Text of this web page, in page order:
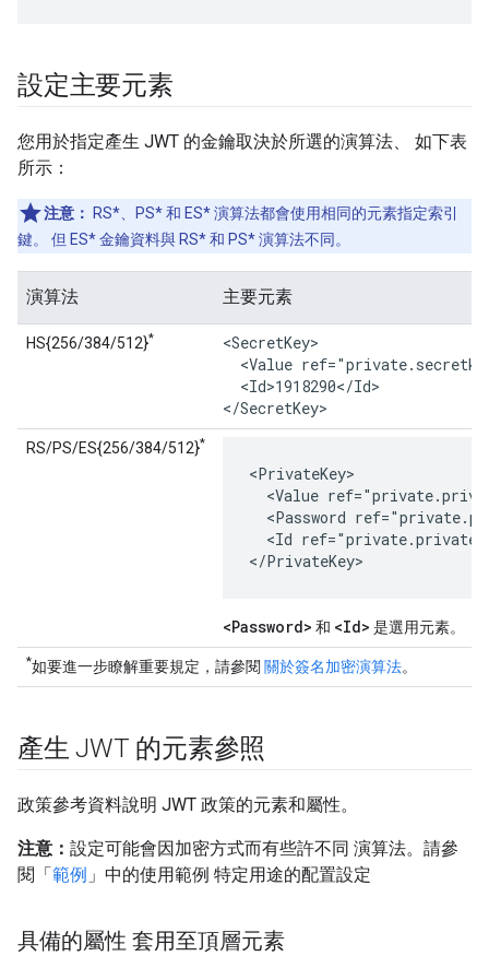
設定主要元素
您用於指定產生 JWT 的金鑰取決於所選的演算法、 如下表
所示：
注意：
RS*、PS* 和 ES* 演算法都會使用相同的元素指定索引
鍵。 但 ES* 金鑰資料與 RS* 和 PS* 演算法不同。
演算法 主要元素
HS{256/384/512}*
<SecretKey>
<Value
  <Id>1918290</Id>
</SecretKey>
RS/PS/ES{256/384/512}*
<PrivateKey>
<Value
<Password
<Id
</PrivateKey>
<Password> 和 <Id> 是選用元素。
*如要進一步瞭解重要規定，請參閱 關於簽名加密演算法。
產生 JWT 的元素參照
政策參考資料說明 JWT 政策的元素和屬性。
注意： 設定可能會因加密方式而有些許不同 演算法。請參
閱「範例 」中的使用範例 特定用途的配置設定
具備的屬性 套用至頂層元素